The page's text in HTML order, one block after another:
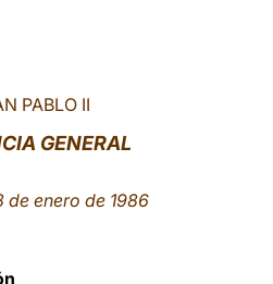
PABLO II
GENERAL
de enero de 1986